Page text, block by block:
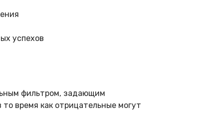
успехов
фильтром, задающим
время как отрицательные могут